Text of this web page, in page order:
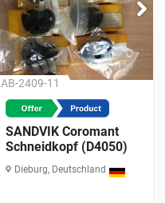
AB-2409-11
SANDVIK Coromant
Schneidkopf (D4050)
Dieburg, Deutschland